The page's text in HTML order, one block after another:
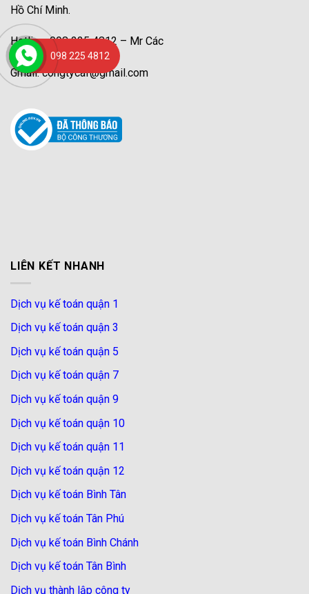
Hồ Chí Minh.
Hotline: 098 225 4812 – Mr Các
Gmail: congtycaf@gmail.com
LIÊN KẾT NHANH
Dịch vụ kế toán quận 1
Dịch vụ kế toán quận 3
Dịch vụ kế toán quận 5
Dịch vụ kế toán quận 7
Dịch vụ kế toán quận 9
Dịch vụ kế toán quận 10
Dịch vụ kế toán quận 11
Dịch vụ kế toán quận 12
Dịch vụ kế toán Bình Tân
Dịch vụ kế toán Tân Phú
Dịch vụ kế toán Bình Chánh
Dịch vụ kế toán Tân Bình
Dịch vụ thành lập công ty
098 225 4812